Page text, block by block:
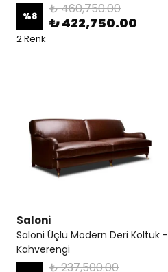
%8 ₺ 460,750.00
₺ 422,750.00
2 Renk
Saloni
Saloni Üçlü Modern Deri Koltuk -
Kahverengi
₺ 237,500.00